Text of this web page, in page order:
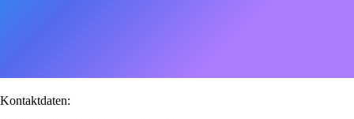
Kontaktdaten: